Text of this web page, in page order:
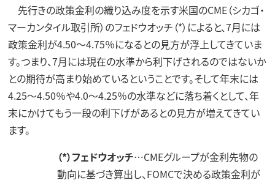
先行きの政策金利の織り込み度を示す米国のCME（シカゴ・
マーカンタイル取引所）のフェドウオッチ（*）によると、7月には
政策金利が4.50～4.75％になるとの見方が浮上してきていま
す。つまり、7月には現在の水準から利下げされるのではないか
との期待が高まり始めているということです。そして年末には
4.25～4.50％や4.0～4.25％の水準などに落ち着くとして、年
末にかけてもう一段の利下げがあるとの見方が増えてきてい
ます。
（*）フェドウオッチ…CMEグループが金利先物の
動向に基づき算出し、FOMCで決める政策金利が